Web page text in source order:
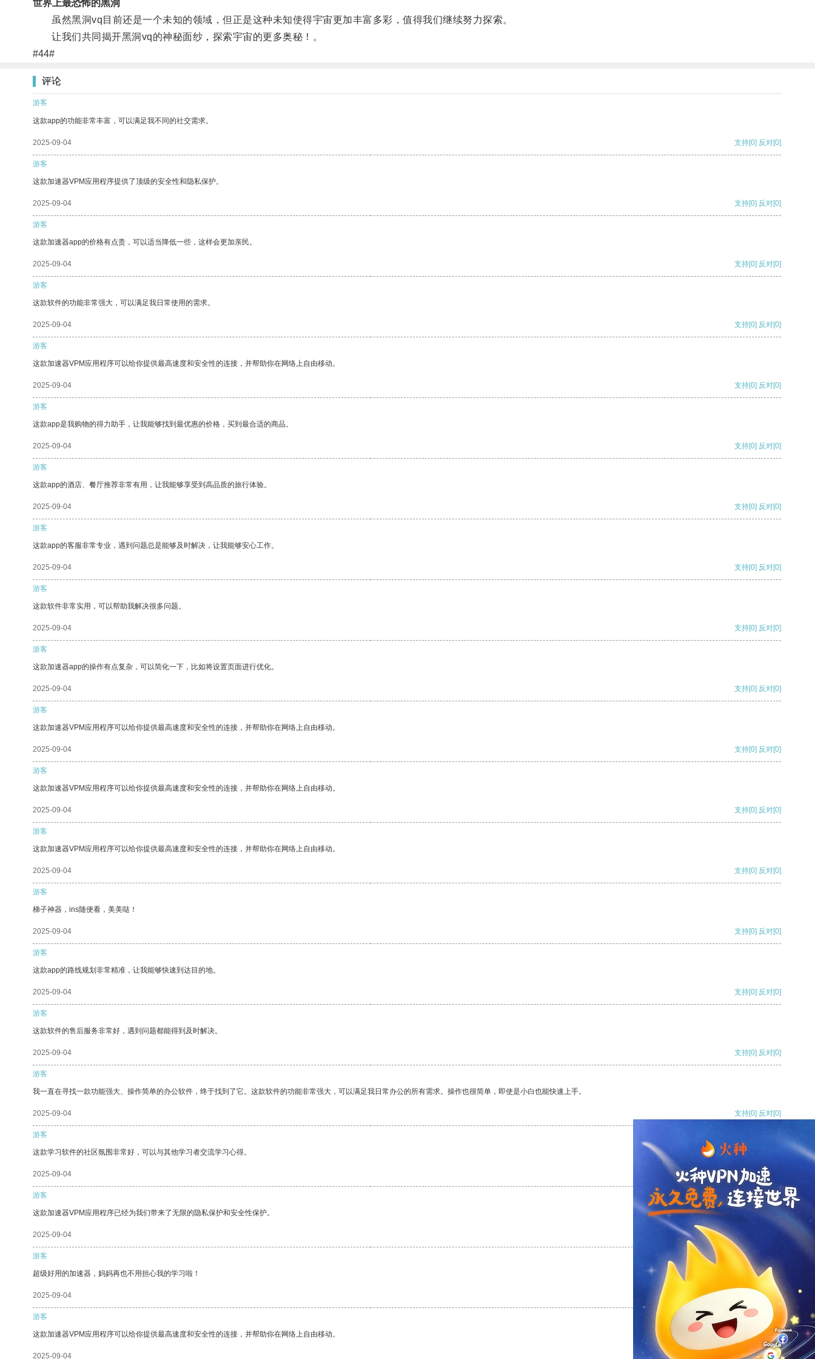
世界上最恐怖的黑洞
虽然黑洞vq目前还是一个未知的领域，但正是这种未知使得宇宙更加丰富多彩，值得我们继续努力探索。
让我们共同揭开黑洞vq的神秘面纱，探索宇宙的更多奥秘！。
#44#
评论
游客
这款app的功能非常丰富，可以满足我不同的社交需求。
2025-09-04 支持[0] 反对[0]
游客
这款加速器VPM应用程序提供了顶级的安全性和隐私保护。
2025-09-04 支持[0] 反对[0]
游客
这款加速器app的价格有点贵，可以适当降低一些，这样会更加亲民。
2025-09-04 支持[0] 反对[0]
游客
这款软件的功能非常强大，可以满足我日常使用的需求。
2025-09-04 支持[0] 反对[0]
游客
这款加速器VPM应用程序可以给你提供最高速度和安全性的连接，并帮助你在网络上自由移动。
2025-09-04 支持[0] 反对[0]
游客
这款app是我购物的得力助手，让我能够找到最优惠的价格，买到最合适的商品。
2025-09-04 支持[0] 反对[0]
游客
这款app的酒店、餐厅推荐非常有用，让我能够享受到高品质的旅行体验。
2025-09-04 支持[0] 反对[0]
游客
这款app的客服非常专业，遇到问题总是能够及时解决，让我能够安心工作。
2025-09-04 支持[0] 反对[0]
游客
这款软件非常实用，可以帮助我解决很多问题。
2025-09-04 支持[0] 反对[0]
游客
这款加速器app的操作有点复杂，可以简化一下，比如将设置页面进行优化。
2025-09-04 支持[0] 反对[0]
游客
这款加速器VPM应用程序可以给你提供最高速度和安全性的连接，并帮助你在网络上自由移动。
2025-09-04 支持[0] 反对[0]
游客
这款加速器VPM应用程序可以给你提供最高速度和安全性的连接，并帮助你在网络上自由移动。
2025-09-04 支持[0] 反对[0]
游客
这款加速器VPM应用程序可以给你提供最高速度和安全性的连接，并帮助你在网络上自由移动。
2025-09-04 支持[0] 反对[0]
游客
梯子神器，ins随便看，美美哒！
2025-09-04 支持[0] 反对[0]
游客
这款app的路线规划非常精准，让我能够快速到达目的地。
2025-09-04 支持[0] 反对[0]
游客
这款软件的售后服务非常好，遇到问题都能得到及时解决。
2025-09-04 支持[0] 反对[0]
游客
我一直在寻找一款功能强大、操作简单的办公软件，终于找到了它。这款软件的功能非常强大，可以满足我日常办公的所有需求。操作也很简单，即使是小白也能快速上手。
2025-09-04 支持[0] 反对[0]
游客
这款学习软件的社区氛围非常好，可以与其他学习者交流学习心得。
2025-09-04 支持[0] 反对
游客
这款加速器VPM应用程序已经为我们带来了无限的隐私保护和安全性保护。
2025-09-04 支持
游客
超级好用的加速器，妈妈再也不用担心我的学习啦！
2025-09-04 反对 [0]
游客
这款加速器VPM应用程序可以给你提供最高速度和安全性的连接，并帮助你在网络上自由移动。
2025-09-04 支持[0] 反对[0]